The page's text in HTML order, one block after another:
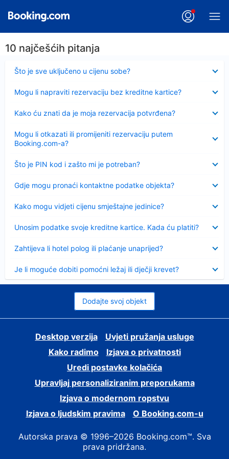
10 najčešćih pitanja
Što je sve uključeno u cijenu sobe?
Sažeto
Mogu li napraviti rezervaciju bez kreditne kartice?
Kako ću znati da je moja rezervacija potvrđena?
Mogu li otkazati ili promijeniti rezervaciju putem
Booking.com-a?
Što je PIN kod i zašto mi je potreban?
Sažeto
Gdje mogu pronaći kontaktne podatke objekta?
Kako mogu vidjeti cijenu smještajne jedinice?
Unosim podatke svoje kreditne kartice. Kada ću platiti?
Zahtijeva li hotel polog ili plaćanje unaprijed?
Je li moguće dobiti pomoćni ležaj ili dječji krevet?
Dodajte svoj objekt
Desktop verzija
Uvjeti pružanja usluge
Kako radimo
Izjava o privatnosti
Uredi postavke kolačića
Upravljaj personaliziranim preporukama
Izjava o modernom ropstvu
Izjava o ljudskim pravima
O Booking.com-u
Autorska prava © 1996–2026 Booking.com™. Sva
prava pridržana.